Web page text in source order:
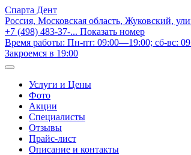
Спарта Дент
Россия, Московская область, Жуковский,
+7 (498) 483-37-... Показать номер
Время работы: Пн-пт: 09:00—19:00; сб-вс:
Закроемся в 19:00
Услуги и Цены
Фото
Акции
Специалисты
Отзывы
Прайс-лист
Описание и контакты